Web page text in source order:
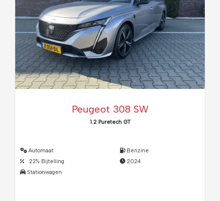
Peugeot 308 SW
1.2 Puretech GT
Automaat
22% Bijtelling
Stationwagen
Benzine
2024